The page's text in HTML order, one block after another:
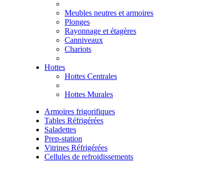
Meubles neutres et armoires
Plonges
Rayonnage et étagères
Canniveaux
Chariots
Hottes
Hottes Centrales
Hottes Murales
Armoires frigorifiques
Tables Réfrigérées
Saladettes
Prep-station
Vitrines Réfrigérées
Cellules de refroidissements